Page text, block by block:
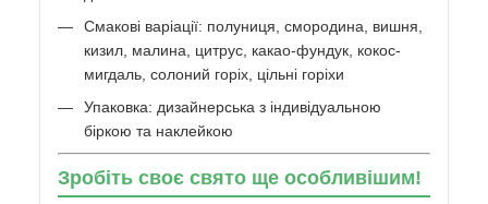
Смакові варіації: полуниця, смородина, вишня,
кизил, малина, цитрус, какао-фундук, кокос-
мигдаль, солоний горіх, цільні горіхи
Упаковка: дизайнерська з індивідуальною
біркою та наклейкою
Зробіть своє свято ще особливішим!